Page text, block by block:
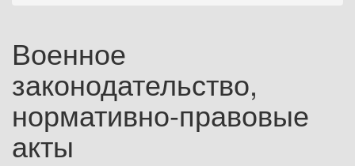
Военное
законодательство,
нормативно-правовые
акты